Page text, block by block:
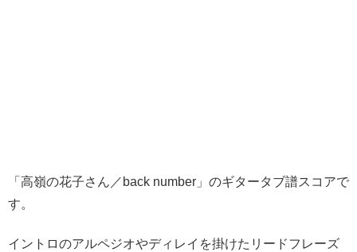
「高嶺の花子さん／back number」のギタータブ譜スコアで
す。
イントロのアルペジオやディレイを掛けたリードフレーズ